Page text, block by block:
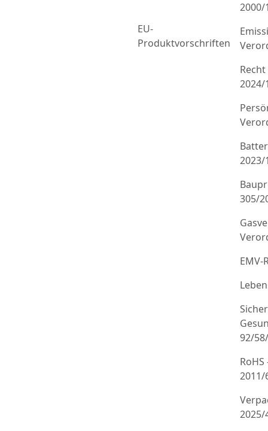
EU-
Produktvorschriften
2000/
2024/
2023/
305/
EMV-
92/
2011/
2025/